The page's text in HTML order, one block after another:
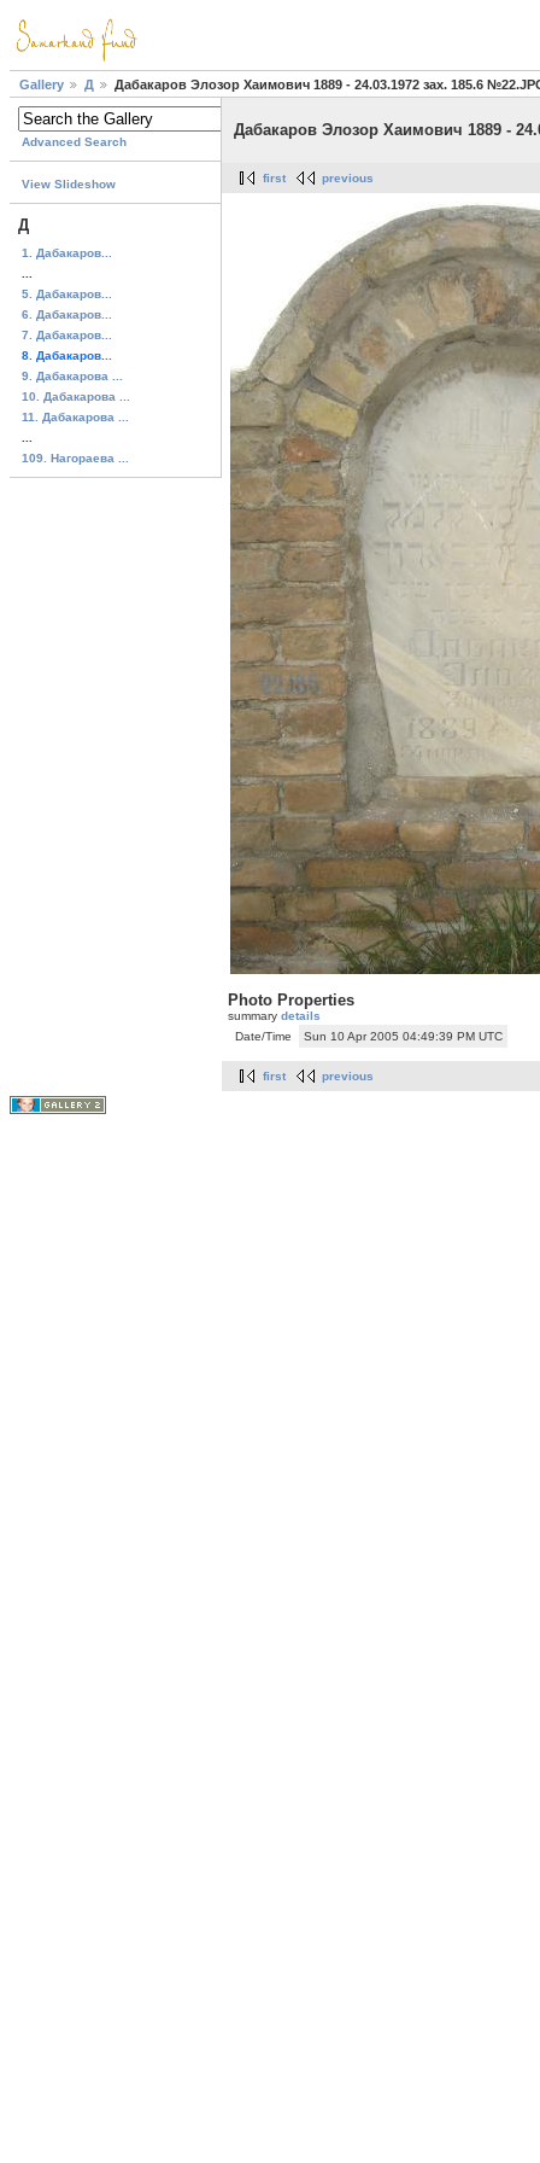
Gallery Д Дабакаров Элозор Хаимович 1889 - 24.03.1972 зах. 185.6
Advanced Search
View Slideshow
Д
1. Дабакаров...
5. Дабакаров...
6. Дабакаров...
7. Дабакаров...
8. Дабакаров...
9. Дабакарова ...
10. Дабакарова ...
11. Дабакарова ...
109. Нагораева ...
Дабакаров Элозор Хаимович 1889 -
first previous
Photo Properties
summary details
Date/Time
Sun 10 Apr 2005 04:49:39 PM UTC
first previous